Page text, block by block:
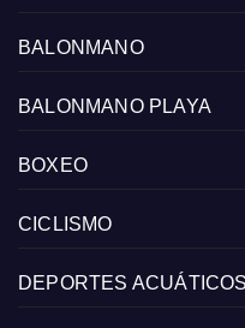
BALONMANO
BALONMANO PLAYA
BOXEO
CICLISMO
DEPORTES ACUÁTICOS